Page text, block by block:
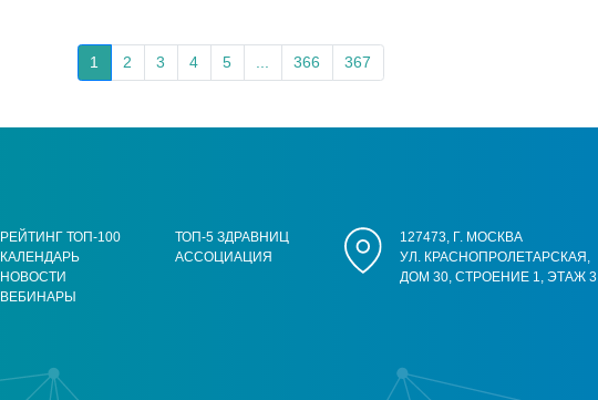
1 2 3 4 5 366 367
РЕЙТИНГ ТОП-100
КАЛЕНДАРЬ
НОВОСТИ
ВЕБИНАРЫ
ТОП-5 ЗДРАВНИЦ
АССОЦИАЦИЯ
127473, Г. МОСКВА
УЛ. КРАСНОПРОЛЕТАРСКАЯ,
ДОМ 30, СТРОЕНИЕ 1, ЭТАЖ 3